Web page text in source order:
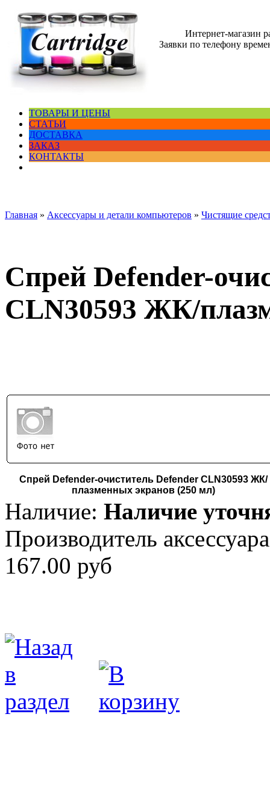
Интернет-магазин
Заявки по телефону
ТОВАРЫ И ЦЕНЫ
СТАТЬИ
ДОСТАВКА
ЗАКАЗ
КОНТАКТЫ
Главная » Аксессуары и детали компьютеров » Чистящие
Спрей Defender-
CLN30593 ЖК/
Спрей Defender-очиститель Defender CLN30593 ЖК/
плазменных экранов (250 мл)
Наличие: Наличие
Производитель
167.00 руб